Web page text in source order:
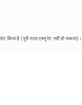
किया है (पूरी तरह एक्यूरेट नहीं हो सकता)।